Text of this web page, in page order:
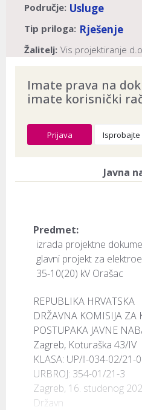
Područje: Usluge
Tip priloga: Rješenje
Žalitelj: Vis projektiranje
HEP-Operator
Zagreb
Imate prava na
imate korisnički
Prijava
Javna
Predmet:
izrada projektne
glavni projekt za
35-10(20) kV Orašac
REPUBLIKA HRVATSKA
DRŽAVNA KOMISIJA ZA
POSTUPAKA JAVNE
Zagreb, Koturaška 43/IV
KLASA: UP/ll-034-02/21-
URBROJ: 354-01/21-3
Zagreb, 16. studenog
Državn